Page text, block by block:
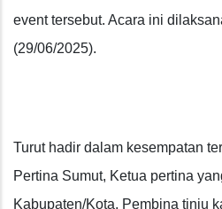
event tersebut. Acara ini
(29/06/2025).
Turut hadir dalam kesempatan
Pertina Sumut, Ketua pertina
Kabupaten/Kota, Pembina tinju